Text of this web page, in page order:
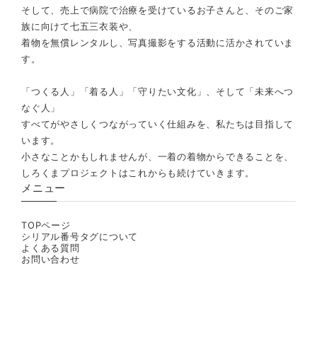
そして、売上で病院で治療を受けているお子さんと、そのご家
族に向けて七五三衣装や、
着物を無償レンタルし、写真撮影をする活動に活かされていま
す。
「つくる人」「着る人」「守りたい文化」、そして「未来へつ
なぐ人」
すべてがやさしくつながっていく仕組みを、私たちは目指して
います。
小さなことかもしれませんが、一着の着物からできることを、
しろくまプロジェクトはこれからも続けていきます。
メニュー
TOPページ
シリアル番号タグについて
よくある質問
お問い合わせ